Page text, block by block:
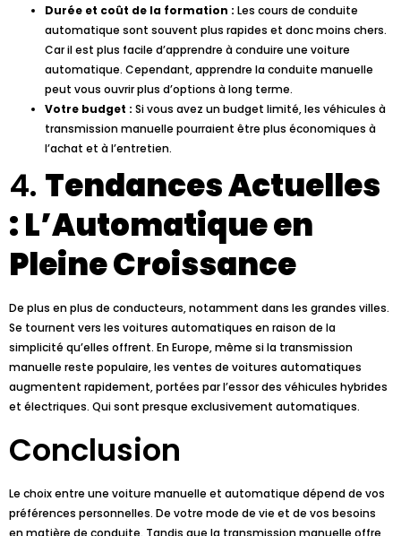
Durée et coût de la formation : Les cours de conduite
automatique sont souvent plus rapides et donc moins chers.
Car il est plus facile d’apprendre à conduire une voiture
automatique. Cependant, apprendre la conduite manuelle
peut vous ouvrir plus d’options à long terme.
Votre budget : Si vous avez un budget limité, les véhicules à
transmission manuelle pourraient être plus économiques à
l’achat et à l’entretien.
4. Tendances Actuelles
: L’Automatique en
Pleine Croissance
De plus en plus de conducteurs, notamment dans les grandes villes.
Se tournent vers les voitures automatiques en raison de la
simplicité qu’elles offrent. En Europe, même si la transmission
manuelle reste populaire, les ventes de voitures automatiques
augmentent rapidement, portées par l’essor des véhicules hybrides
et électriques. Qui sont presque exclusivement automatiques.
Conclusion
Le choix entre une voiture manuelle et automatique dépend de vos
préférences personnelles. De votre mode de vie et de vos besoins
en matière de conduite. Tandis que la transmission manuelle offre